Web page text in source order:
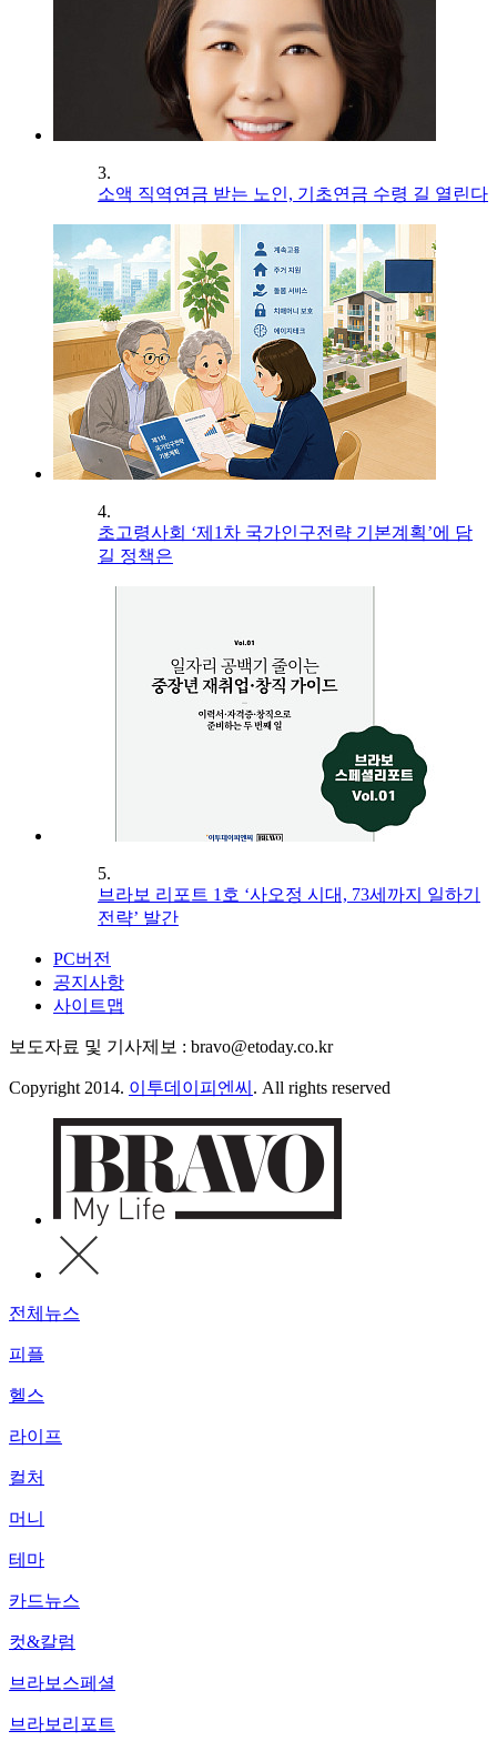
3.
소액 직역연금 받는 노인, 기초연금 수령 길 열린다
4.
초고령사회 ‘제1차 국가인구전략 기본계획’에 담
길 정책은
5.
브라보 리포트 1호 ‘사오정 시대, 73세까지 일하기
전략’ 발간
PC버전
공지사항
사이트맵
보도자료 및 기사제보 : bravo@etoday.co.kr
Copyright 2014. 이투데이피엔씨 . All rights reserved
전체뉴스
피플
헬스
라이프
컬처
머니
테마
카드뉴스
컷&칼럼
브라보스페셜
브라보리포트